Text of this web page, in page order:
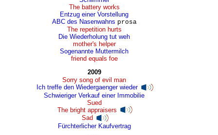
The battery works
Entzug einer Vorstellung
ABC des Nasenwahns prosa
The repetition hurts
Die Wiederholung tut weh
mother's helper
Sogenannte Muttermilch
friend equals foe
2009
Sorry song of evil man
Ich treffe den Wiedergaenger wieder
Schwieriger Verkauf einer Immobilie
Sued
The bright appraisers
Sad
Fürchterlicher Kaufvertrag